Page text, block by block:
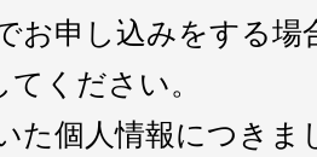
お申し込みをする場
ください。
た個人情報につきま